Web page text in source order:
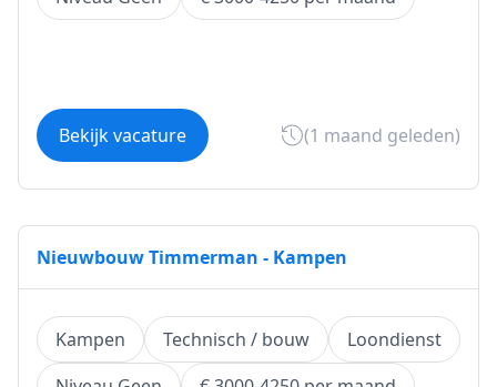
Bekijk vacature (1 maand geleden)
Nieuwbouw Timmerman - Kampen
Kampen Technisch / bouw
Loondienst